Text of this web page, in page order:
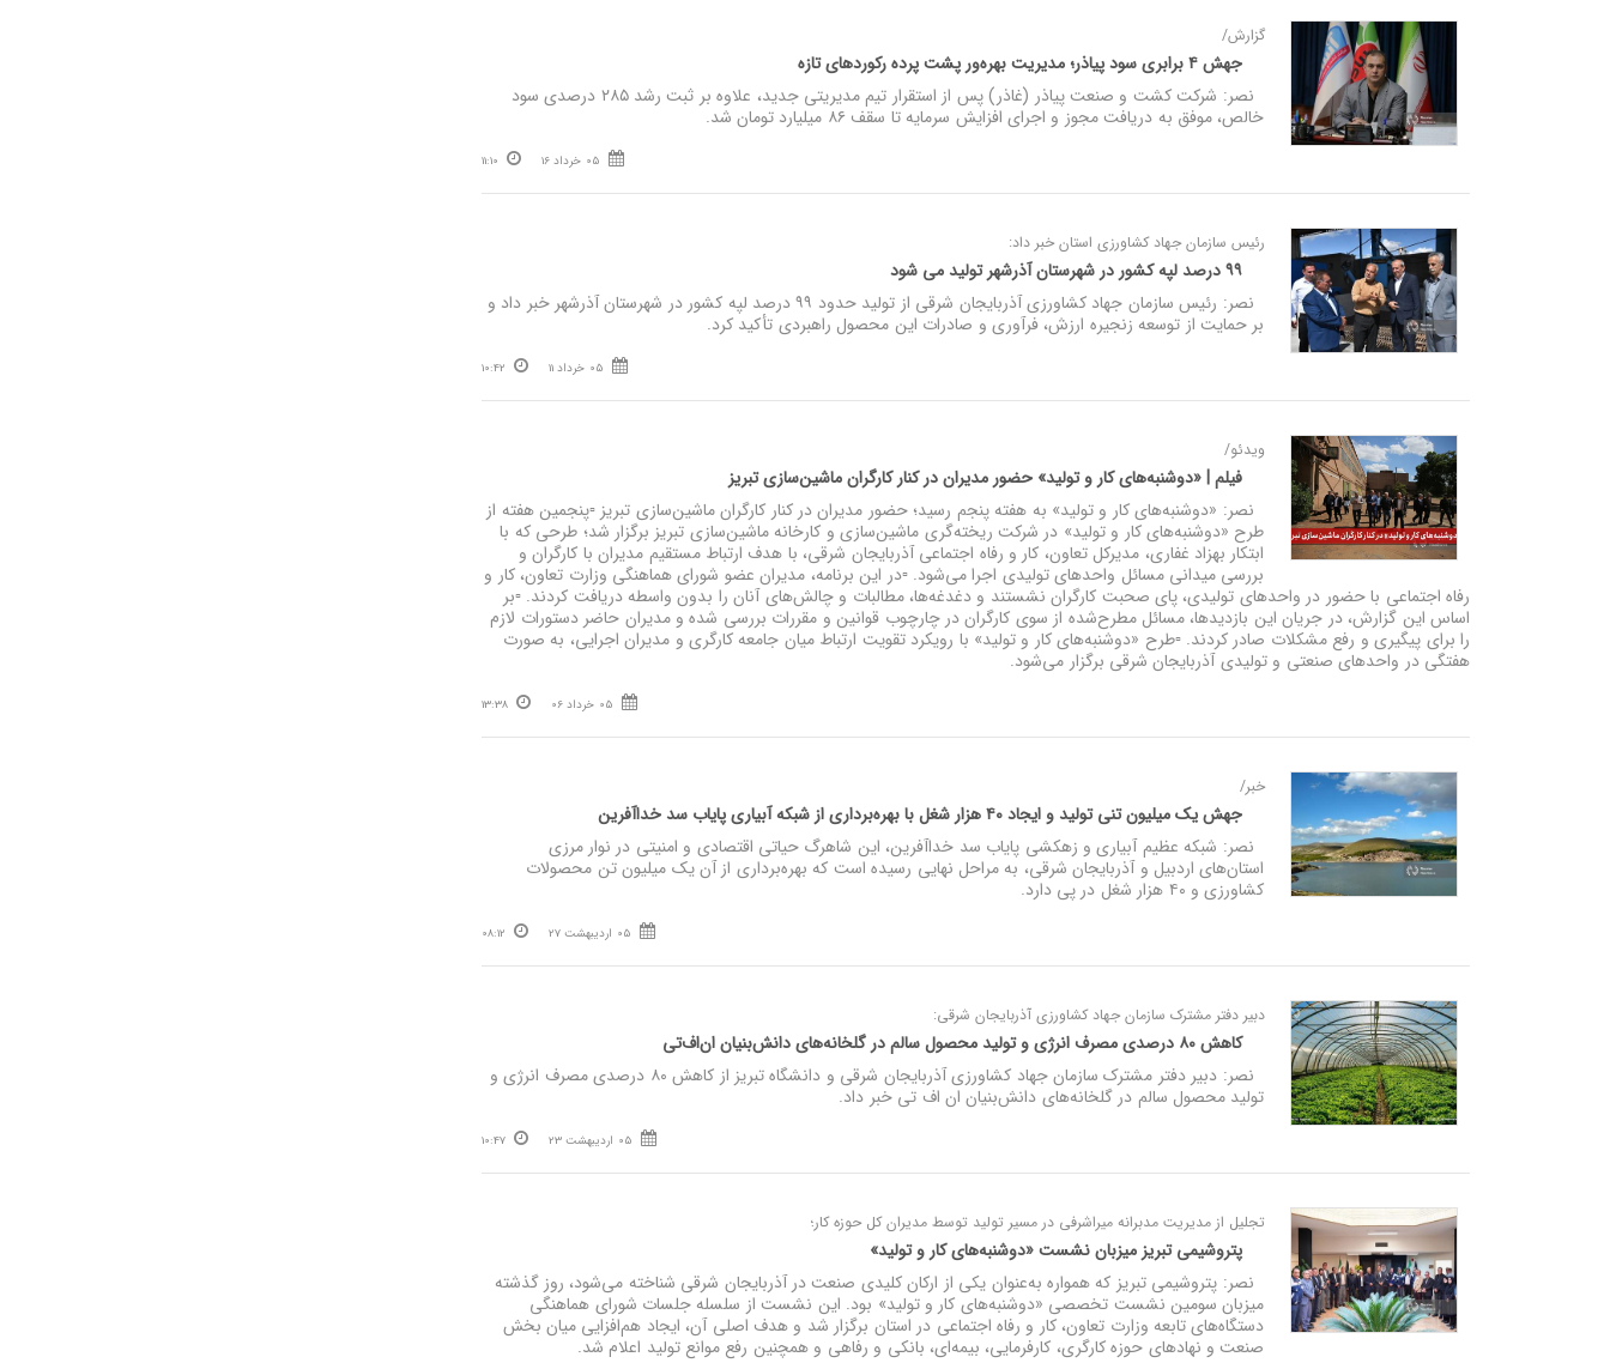
گزارش/
جهش ۴ برابری سود پیاذر؛ مدیریت بهره‌ور پشت پرده رکوردهای تازه
نصر: شرکت کشت و صنعت پیاذر (غاذر) پس از استقرار تیم مدیریتی جدید، علاوه بر ثبت رشد ۲۸۵ درصدی سود
خالص، موفق به دریافت مجوز و اجرای افزایش سرمایه تا سقف ۸۶ میلیارد تومان شد.
05 خرداد 16 11:10
رئیس سازمان جهاد کشاورزی استان خبر داد:
نصر: رئیس سازمان جهاد کشاورزی آذربایجان شرقی از تولید حدود ۹۹ درصد لپه کشور در شهرستان آذرشهر خبر داد و
بر حمایت از توسعه زنجیره ارزش، فرآوری و صادرات این محصول راهبردی تأکید کرد.
05 خرداد 11 10:42
ویدئو/
فیلم | «دوشنبه‌های کار و تولید» حضور مدیران در کنار کارگران ماشین‌سازی تبریز
نصر: «دوشنبه‌های کار و تولید» به هفته پنجم رسید؛ حضور مدیران در کنار کارگران ماشین‌سازی تبریز ▫️پنجمین هفته از
طرح «دوشنبه‌های کار و تولید» در شرکت ریخته‌گری ماشین‌سازی و کارخانه ماشین‌سازی تبریز برگزار شد؛ طرحی که با
ابتکار بهزاد غفاری، مدیرکل تعاون، کار و رفاه اجتماعی آذربایجان شرقی، با هدف ارتباط مستقیم مدیران با کارگران و
بررسی میدانی مسائل واحدهای تولیدی اجرا می‌شود. ▫️در این برنامه، مدیران عضو شورای هماهنگی وزارت تعاون، کار و
رفاه اجتماعی با حضور در واحدهای تولیدی، پای صحبت کارگران نشستند و دغدغه‌ها، مطالبات و چالش‌های آنان را بدون واسطه دریافت کردند. ▫️بر
اساس این گزارش، در جریان این بازدیدها، مسائل مطرح‌شده از سوی کارگران در چارچوب قوانین و مقررات بررسی شده و مدیران حاضر دستورات لازم
را برای پیگیری و رفع مشکلات صادر کردند. ▫️طرح «دوشنبه‌های کار و تولید» با رویکرد تقویت ارتباط میان جامعه کارگری و مدیران اجرایی، به صورت
هفتگی در واحدهای صنعتی و تولیدی آذربایجان شرقی برگزار می‌شود.
05 خرداد 06 13:38
خبر/
جهش یک میلیون تنی تولید و ایجاد ۴۰ هزار شغل با بهره‌برداری از شبکه آبیاری پایاب سد خداآفرین
نصر: شبکه عظیم آبیاری و زهکشی پایاب سد خداآفرین، این شاهرگ حیاتی اقتصادی و امنیتی در نوار مرزی
استان‌های اردبیل و آذربایجان شرقی، به مراحل نهایی رسیده است که بهره‌برداری از آن یک میلیون تن محصولات
کشاورزی و ۴۰ هزار شغل در پی دارد.
05 اردیبهشت 27 08:12
دبیر دفتر مشترک سازمان جهاد کشاورزی آذربایجان شرقی:
کاهش ۸۰ درصدی مصرف انرژی و تولید محصول سالم در گلخانه‌های دانش‌بنیان ان‌اف‌تی
نصر: دبیر دفتر مشترک سازمان جهاد کشاورزی آذربایجان شرقی و دانشگاه تبریز از کاهش ۸۰ درصدی مصرف انرژی و
تولید محصول سالم در گلخانه‌های دانش‌بنیان ان اف تی خبر داد.
05 اردیبهشت 23 10:47
تجلیل از مدیریت مدبرانه میراشرفی در مسیر تولید توسط مدیران کل حوزه کار؛
پتروشیمی تبریز میزبان نشست «دوشنبه‌های کار و تولید»
نصر: پتروشیمی تبریز که همواره به‌عنوان یکی از ارکان کلیدی صنعت در آذربایجان شرقی شناخته می‌شود، روز گذشته
میزبان سومین نشست تخصصی «دوشنبه‌های کار و تولید» بود. این نشست از سلسله جلسات شورای هماهنگی
دستگاه‌های تابعه وزارت تعاون، کار و رفاه اجتماعی در استان برگزار شد و هدف اصلی آن، ایجاد هم‌افزایی میان بخش
صنعت و نهادهای حوزه کارگری، کارفرمایی، بیمه‌ای، بانکی و رفاهی و همچنین رفع موانع تولید اعلام شد.